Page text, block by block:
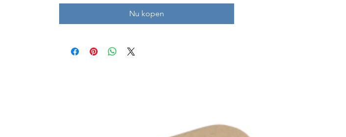
Nu kopen